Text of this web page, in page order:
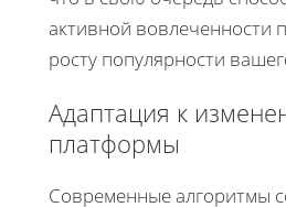
активной вовлеченности
росту популярности
Адаптация к
платформы
Современные алгоритмы